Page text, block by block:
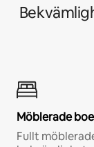
Möblerade
Fullt